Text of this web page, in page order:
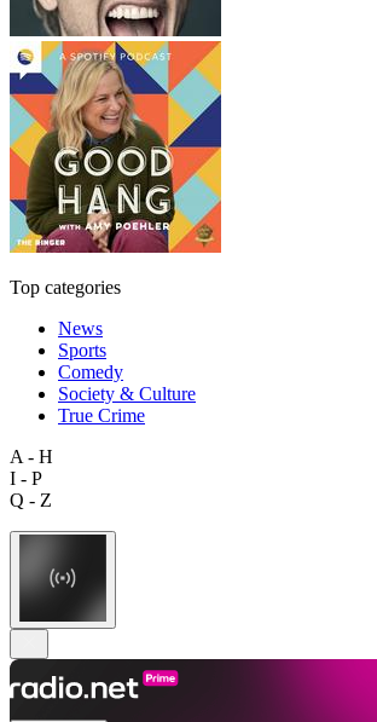
Top categories
News
Sports
Comedy
Society & Culture
True Crime
A - H
I - P
Q - Z